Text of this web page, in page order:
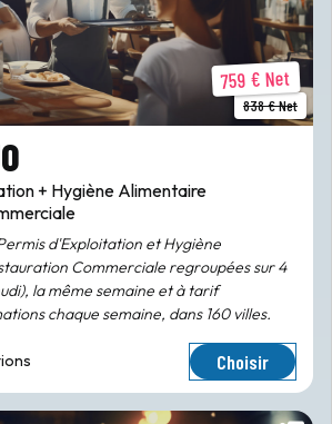
838 € Net
759 € Net
+ Hygiène Alimentaire
d'Exploitation et Hygiène
Commerciale regroupées sur 4
la même semaine et à tarif
chaque semaine, dans 160 villes.
Choisir